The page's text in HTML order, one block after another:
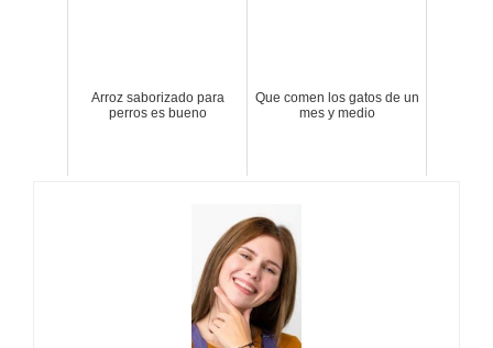
Arroz saborizado para
perros es bueno
Que comen los gatos de un
mes y medio